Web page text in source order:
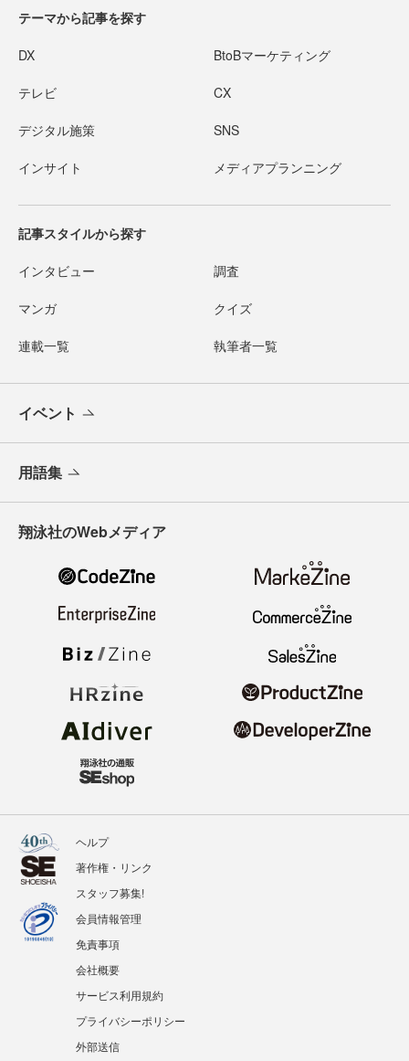
テーマから記事を探す
DX BtoBマーケティング
テレビ CX
デジタル施策 SNS
インサイト メディアプランニング
記事スタイルから探す
インタビュー 調査
マンガ クイズ
連載一覧 執筆者一覧
イベント
用語集
翔泳社のWebメディア
ヘルプ
著作権・リンク
スタッフ募集!
会員情報管理
免責事項
会社概要
サービス利用規約
プライバシーポリシー
外部送信